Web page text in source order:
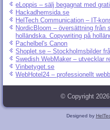
eLoppis – sälj begagnat med
Hackadhemsida.se
HelTech Communication – IT-
NordicBloom – översättning från
holländska. Copywriting på
Pachelbel's Canon
Shoplet.se – Stockholmsbilder
Swedish WebMaker – utvecklar
Vinbetyget.se
WebHotel24 – professionellt
© Copyright
Designed by